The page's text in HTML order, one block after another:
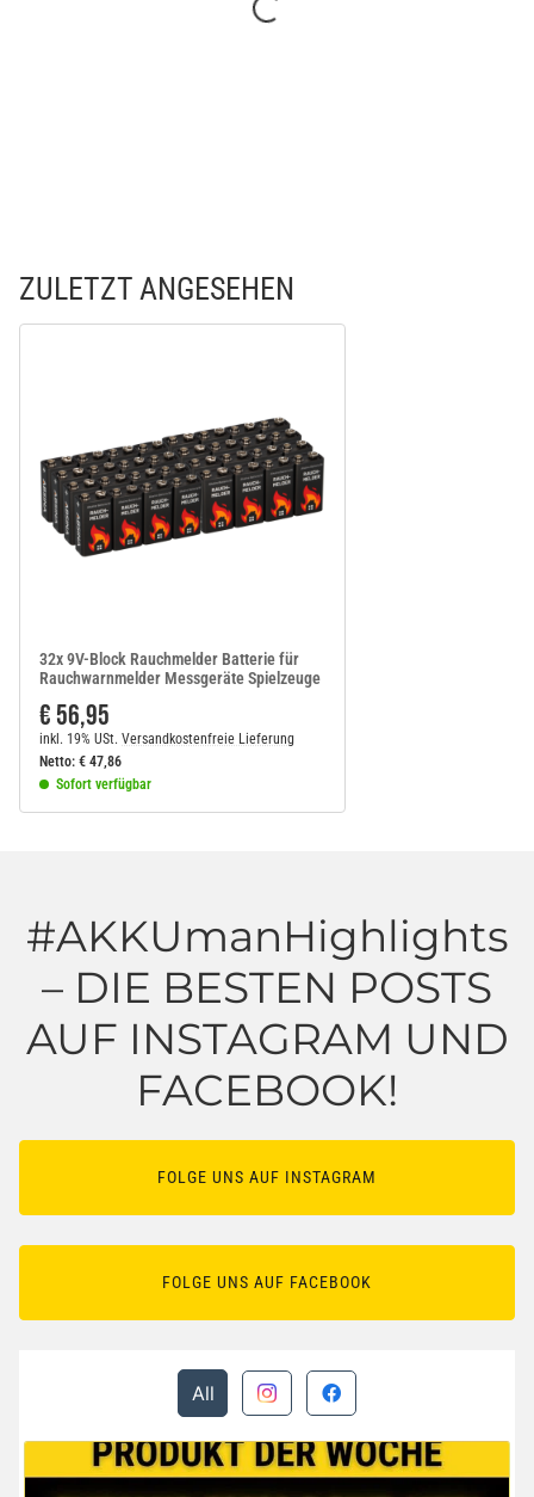
ZULETZT ANGESEHEN
32x 9V-Block Rauchmelder Batterie für
Rauchwarnmelder Messgeräte Spielzeuge
€ 56,95
inkl. 19% USt. Versandkostenfreie Lieferung
Netto: € 47,86
Sofort verfügbar
#AKKUmanHighlights
– DIE BESTEN POSTS
AUF INSTAGRAM UND
FACEBOOK!
FOLGE UNS AUF INSTAGRAM
FOLGE UNS AUF FACEBOOK